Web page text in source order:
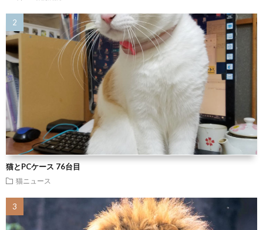
猫とPCケース 76台目
猫ニュース